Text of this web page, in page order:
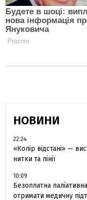
НОВИНИ
22:24
«Колір відстані» —
нитки та лінії
10:09
Безоплатна
отримати медичну